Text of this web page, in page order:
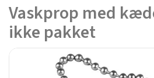
Vaskprop med
ikke pakket